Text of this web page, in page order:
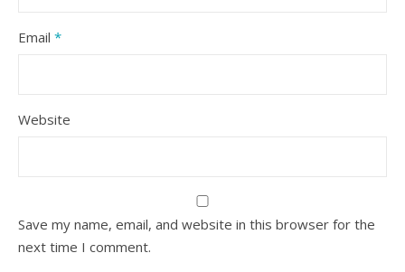
Email *
Website
Save my name, email, and website in this browser for the
next time I comment.